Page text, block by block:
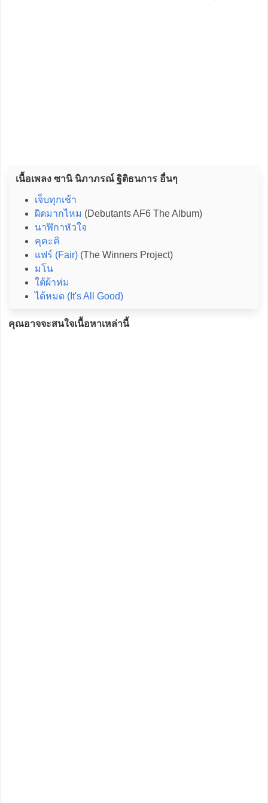
เนื้อเพลง ซานิ นิภาภรณ์ ฐิติธนการ อื่นๆ
เจ็บทุกเช้า
ผิดมากไหม (Debutants AF6 The Album)
นาฬิกาหัวใจ
คุคะคิ
แฟร์ (Fair)(The Winners Project)
มโน
ใต้ผ้าห่ม
ได้หมด (It's All Good)
คุณอาจจะสนใจเนื้อหาเหล่านี้